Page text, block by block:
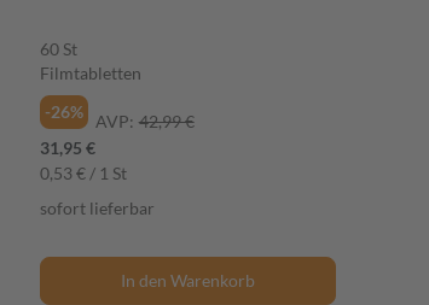
60 St
Filmtabletten
-26%
AVP: 42,99 €
31,95 €
0,53 € / 1 St
sofort lieferbar
In den Warenkorb